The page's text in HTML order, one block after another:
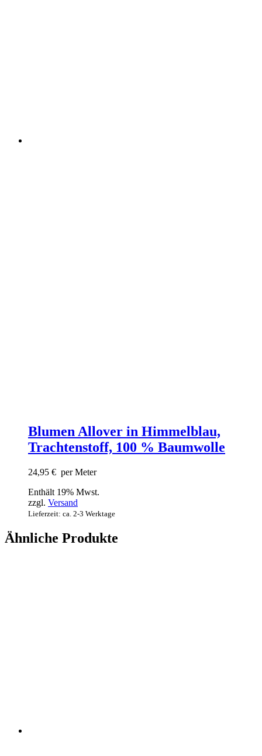
Blumen Allover in Himmelblau,
Trachtenstoff, 100 % Baumwolle
24,95 € per Meter
Enthält 19% Mwst.
zzgl. Versand
Lieferzeit: ca. 2-3 Werktage
Ähnliche Produkte